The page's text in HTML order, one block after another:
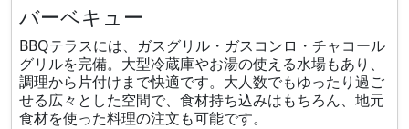
バーベキュー
BBQテラスには、ガスグリル・ガスコンロ・チャコール
グリルを完備。大型冷蔵庫やお湯の使える水場もあり、
調理から片付けまで快適です。大人数でもゆったり過ご
せる広々とした空間で、食材持ち込みはもちろん、地元
食材を使った料理の注文も可能です。